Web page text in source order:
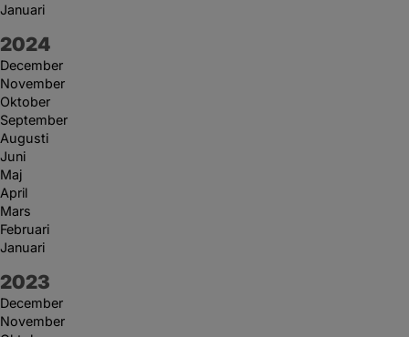
Januari
År:
2024
December
November
Oktober
September
Augusti
Juni
Maj
April
Mars
Februari
Januari
År:
2023
December
November